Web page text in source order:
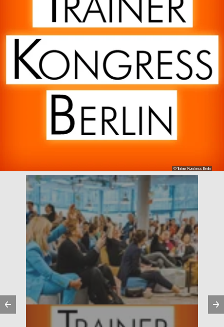
© Trainer Kongress Berlin
Vorherige